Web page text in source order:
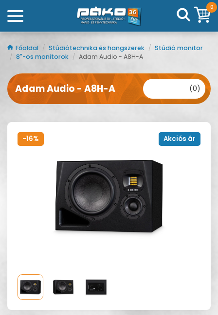
0
Főoldal / Stúdiótechnika és hangszerek / Stúdió monitor
/ 8"-os monitorok / Adam Audio - A8H-A
Adam Audio - A8H-A (0)
-16% Akciós ár